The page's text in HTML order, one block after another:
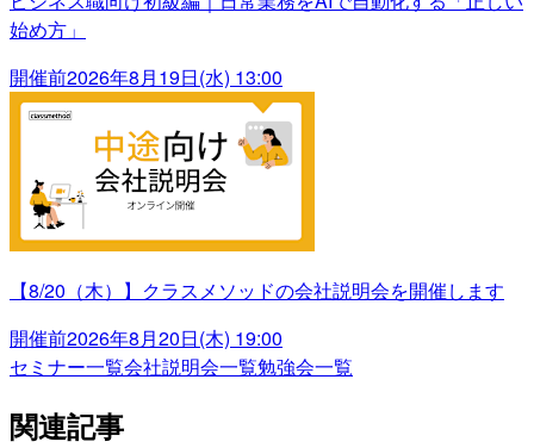
始め方」
開催前2026年8月19日(水) 13:00
【8/20（木）】クラスメソッドの会社説明会を開催します
開催前2026年8月20日(木) 19:00
セミナー一覧会社説明会一覧勉強会一覧
関連記事